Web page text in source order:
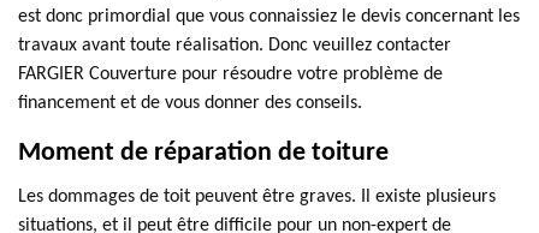
est donc primordial que vous connaissiez le devis concernant les
travaux avant toute réalisation. Donc veuillez contacter
FARGIER Couverture pour résoudre votre problème de
financement et de vous donner des conseils.
Moment de réparation de toiture
Les dommages de toit peuvent être graves. Il existe plusieurs
situations, et il peut être difficile pour un non-expert de